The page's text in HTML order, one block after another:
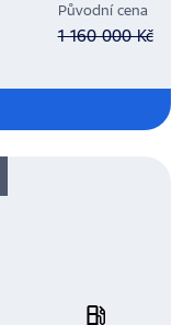
Původní cena
1 160 000 Kč